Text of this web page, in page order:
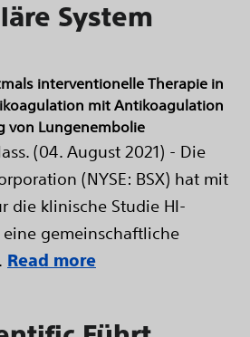
System
interventionelle Therapie in
mit Antikoagulation
von Lungenembolie
(04. August 2021) - Die
(NYSE: BSX) hat mit
die klinische Studie HI-
eine gemeinschaftliche
Read more